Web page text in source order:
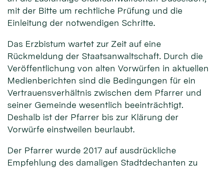
mit der Bitte um rechtliche Prüfung und die
Einleitung der notwendigen Schritte.
Das Erzbistum wartet zur Zeit auf eine
Rückmeldung der Staatsanwaltschaft. Durch die
Veröffentlichung von alten Vorwürfen in aktuellen
Medienberichten sind die Bedingungen für ein
Vertrauensverhältnis zwischen dem Pfarrer und
seiner Gemeinde wesentlich beeinträchtigt.
Deshalb ist der Pfarrer bis zur Klärung der
Vorwürfe einstweilen beurlaubt.
Der Pfarrer wurde 2017 auf ausdrückliche
Empfehlung des damaligen Stadtdechanten zu